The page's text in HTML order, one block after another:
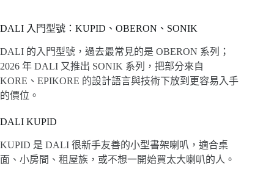
DALI 入門型號：KUPID、OBERON、SONIK
DALI 的入門型號，過去最常見的是 OBERON 系列；
2026 年 DALI 又推出 SONIK 系列，把部分來自
KORE、EPIKORE 的設計語言與技術下放到更容易入手
的價位。
DALI KUPID
KUPID 是 DALI 很新手友善的小型書架喇叭，適合桌
面、小房間、租屋族，或不想一開始買太大喇叭的人。